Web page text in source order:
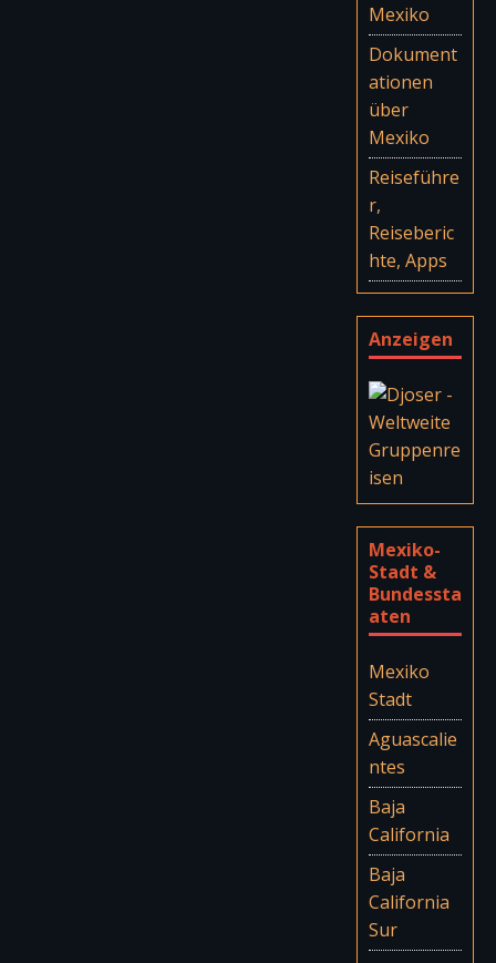
Mexiko
Dokument
ationen
über
Mexiko
Reiseführe
r,
Reiseberic
hte, Apps
Anzeigen
Mexiko-
Stadt &
Bundessta
aten
Mexiko
Stadt
Aguascalie
ntes
Baja
California
Baja
California
Sur